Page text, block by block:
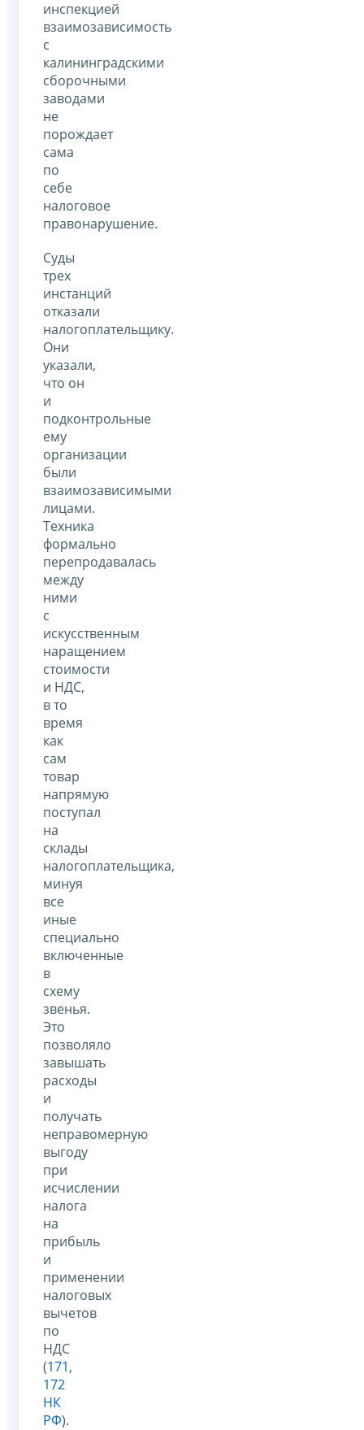
инспекцией
взаимозависимость
с
калининградскими
сборочными
заводами
не
порождает
сама
по
себе
налоговое
правонарушение.
Суды
трех
инстанций
отказали
налогоплательщику.
Они
указали,
что он
и
подконтрольные
ему
организации
были
взаимозависимыми
лицами.
Техника
формально
перепродавалась
между
ними
с
искусственным
наращением
стоимости
и НДС,
в то
время
как
сам
товар
напрямую
поступал
на
склады
налогоплательщика,
минуя
все
иные
специально
включенные
в
схему
звенья.
Это
позволяло
завышать
расходы
и
получать
неправомерную
выгоду
при
исчислении
налога
на
прибыль
и
применении
налоговых
вычетов
по
НДС
(171,
172
НК
РФ).